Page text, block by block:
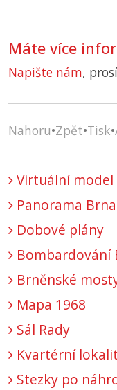
Máte více
Napište nám,
Nahoru•Zpět•Tisk•
Virtuální model
Panorama
Dobové plány
Bombardování
Brněnské
Mapa 1968
Sál Rady
Kvartérní
Stezky po